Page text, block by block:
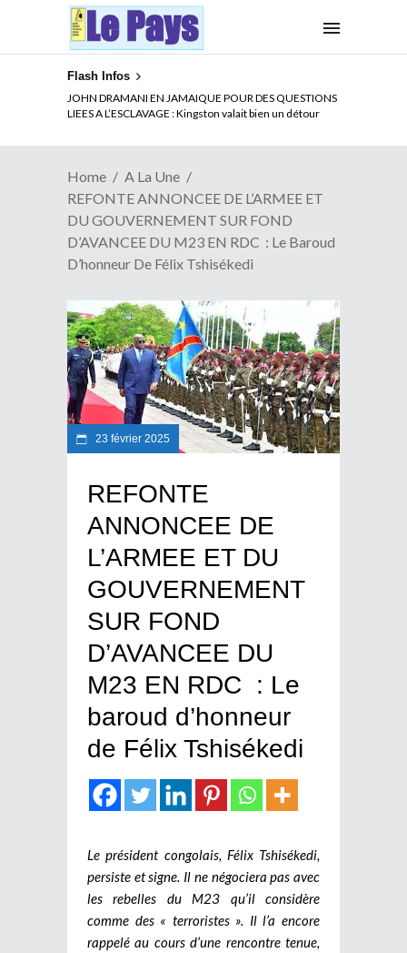
Flash Infos
JOHN DRAMANI EN JAMAIQUE POUR DES QUESTIONS
LIEES A L’ESCLAVAGE : Kingston valait bien un détour
ELECTION DE TALON A LA TETE DU SENAT BENINOIS :
Quand Patrice quitte le pouvoir sans partir !
Home
A La Une
REFONTE ANNONCEE DE L’ARMEE ET
DU GOUVERNEMENT SUR FOND
D’AVANCEE DU M23 EN RDC : Le Baroud
D’honneur De Félix Tshisékedi
23 février 2025
REFONTE
ANNONCEE DE
L’ARMEE ET DU
GOUVERNEMENT
SUR FOND
D’AVANCEE DU
M23 EN RDC : Le
baroud d’honneur
de Félix Tshisékedi
Le président congolais, Félix Tshisékedi,
persiste et signe. Il ne négociera pas avec
les rebelles du M23 qu’il considère
comme des « terroristes ». Il l’a encore
rappelé au cours d’une rencontre tenue,